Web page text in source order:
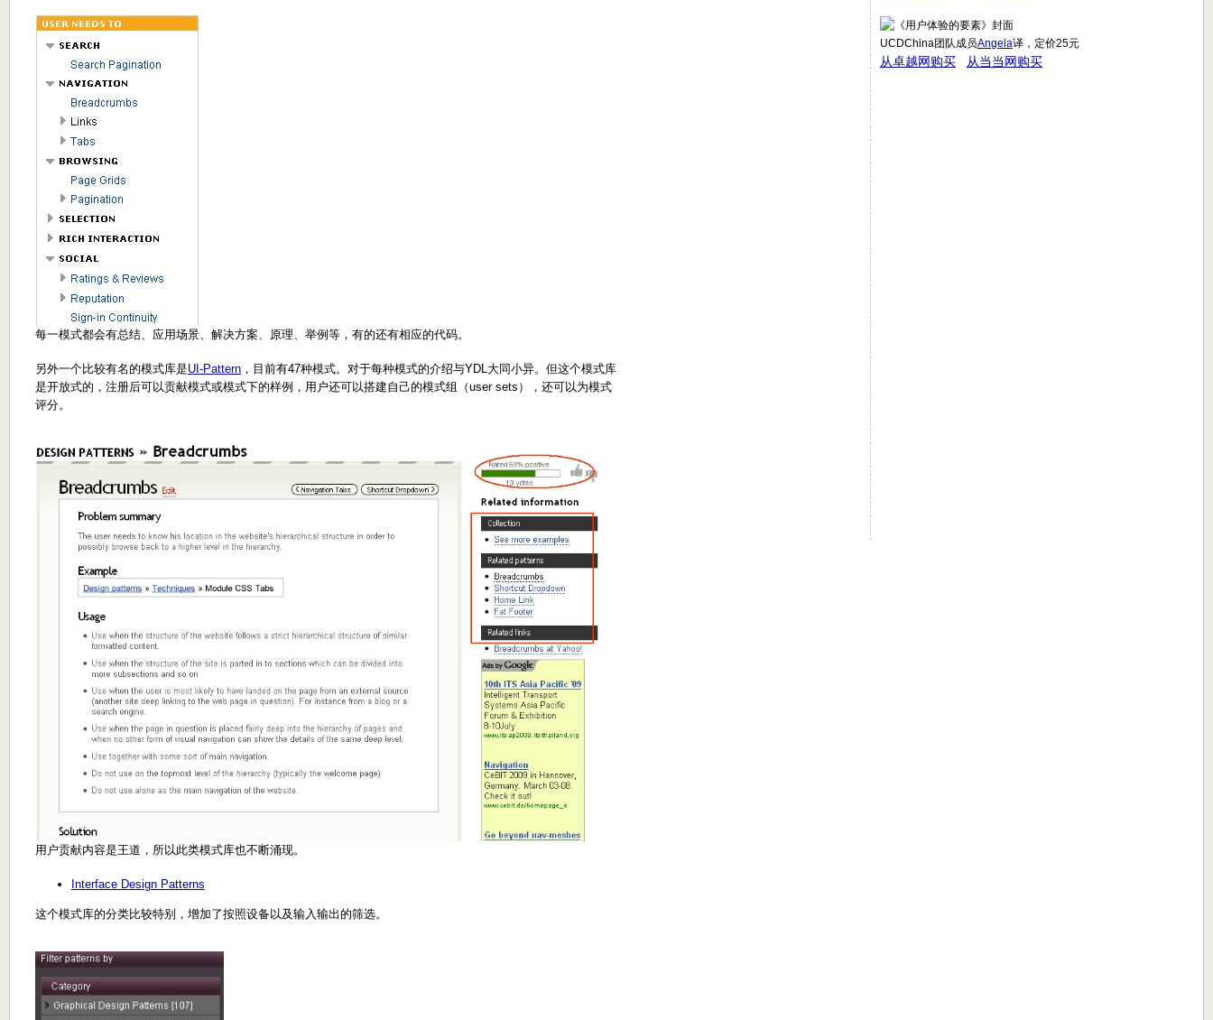
每一模式都会有总结、应用场景、解决方案、原理、举例等，有的还有相应的代码。
另外一个比较有名的模式库是UI-Pattern ，目前有47种模式。对于每种模式的介绍与YDL大同小异。但这个模式库
是开放式的，注册后可以贡献模式或模式下的样例，用户还可以搭建自己的模式组（user sets），还可以为模式
评分。
用户贡献内容是王道，所以此类模式库也不断涌现。
Interface Design Patterns
这个模式库的分类比较特别，增加了按照设备以及输入输出的筛选。
UCDChina团队成员Angela译，定价25元
从卓越网购买 从当当网购买